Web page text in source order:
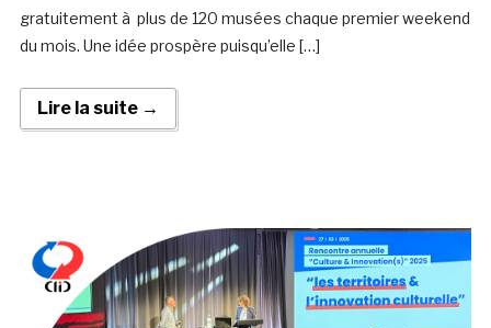
gratuitement à plus de 120 musées chaque premier weekend
du mois. Une idée prospère puisqu’elle […]
Lire la suite →